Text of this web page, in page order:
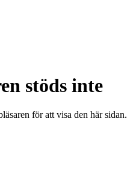
stöds inte
för att visa den här sidan.